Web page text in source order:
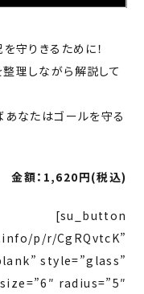
守りきるために！
理しながら解説して
あなたはゴールを守る
金額：1,620円(税込)
[su_button
p/r/CgRQvtcK”
style=”glass”
radius=”5″